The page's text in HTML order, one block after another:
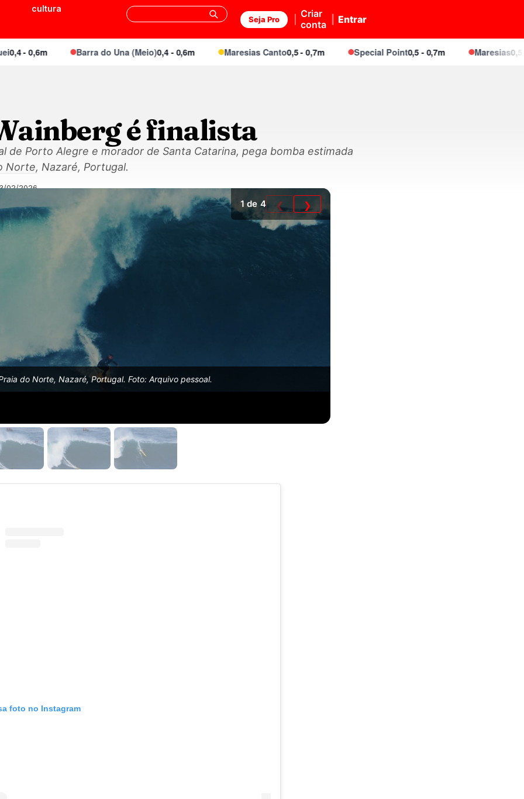
cultura
Seja Pro
Criar
conta
Entrar
0,6m Barra do Una (Meio)0,4 - 0,6m Maresias Canto0,5 - 0,7m Special Point 0,5 - 0,7m Maresias0,5 -
é finalista
de Porto Alegre e morador de Santa Catarina, pega bomba estimada
Norte, Nazaré, Portugal.
02/2026
do Norte, Nazaré, Portugal. Foto: Arquivo pessoal.
1 de 4 ❮ ❯
foto no Instagram